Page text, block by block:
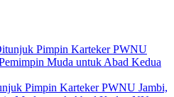
Pimpin Karteker PWNU Jambi,